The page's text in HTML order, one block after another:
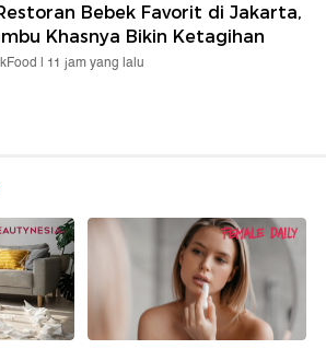
Bebek Favorit di Jakarta,
Khasnya Bikin Ketagihan
| 11 jam yang lalu